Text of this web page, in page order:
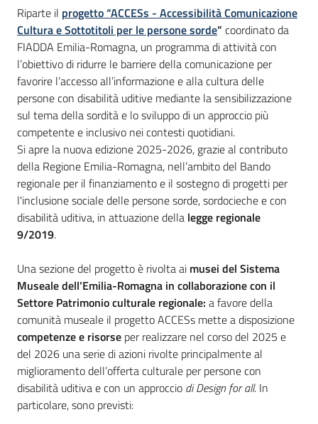
Seguici
su
Introduzione
Riparte il progetto “ACCESs - Accessibilità Comunicazione
Cultura e Sottotitoli per le persone sorde” coordinato da
FIADDA Emilia-Romagna, un programma di attività con
l’obiettivo di ridurre le barriere della comunicazione per
favorire l’accesso all’informazione e alla cultura delle
persone con disabilità uditive mediante la sensibilizzazione
sul tema della sordità e lo sviluppo di un approccio più
competente e inclusivo nei contesti quotidiani.
Si apre la nuova edizione 2025-2026, grazie al contributo
della Regione Emilia-Romagna, nell’ambito del Bando
regionale per il finanziamento e il sostegno di progetti per
l'inclusione sociale delle persone sorde, sordocieche e con
disabilità uditiva, in attuazione della legge regionale
9/2019.
Una sezione del progetto è rivolta ai musei del Sistema
Museale dell’Emilia-Romagna in collaborazione con il
Settore Patrimonio culturale regionale: a favore della
comunità museale il progetto ACCESs mette a disposizione
competenze e risorse per realizzare nel corso del 2025 e
del 2026 una serie di azioni rivolte principalmente al
miglioramento dell’offerta culturale per persone con
disabilità uditiva e con un approccio di Design for all. In
particolare, sono previsti: